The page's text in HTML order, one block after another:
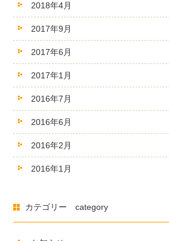
2018年4月
2017年9月
2017年6月
2017年1月
2016年7月
2016年6月
2016年2月
2016年1月
カテゴリー category